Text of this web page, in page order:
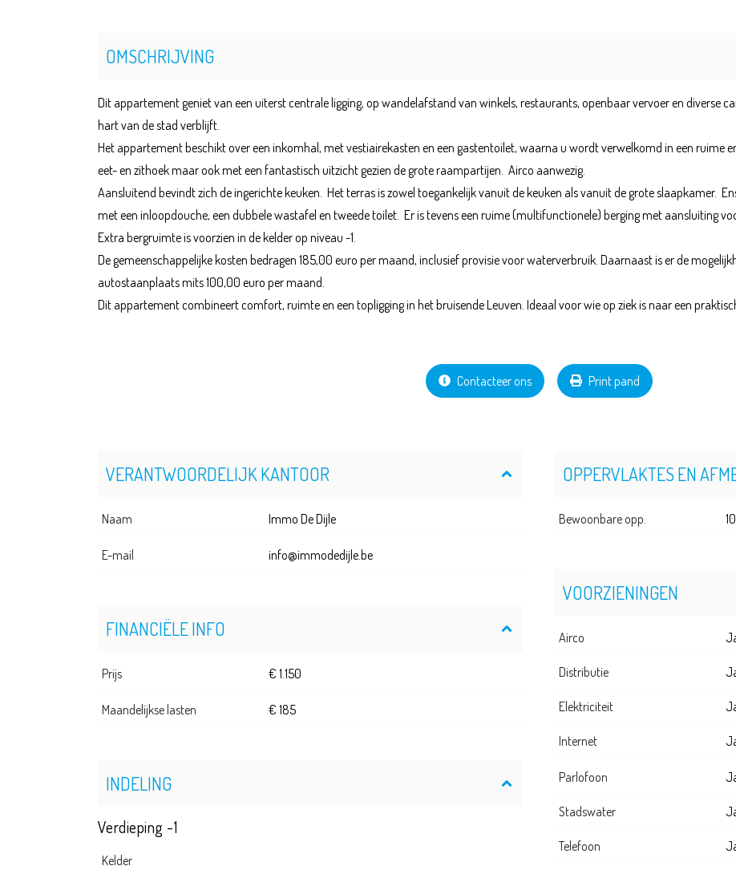
OMSCHRIJVING
Dit appartement geniet van een uiterst centrale ligging, op wandelafstand van winkels, restaurants, openbaar vervoer en diverse
hart van de stad verblijft.
Het appartement beschikt over een inkomhal, met vestiairekasten en een gastentoilet, waarna u wordt verwelkomd in een ruime
eet- en zithoek maar ook met een fantastisch uitzicht gezien de grote raampartijen. Airco aanwezig.
Aansluitend bevindt zich de ingerichte keuken. Het terras is zowel toegankelijk vanuit de keuken als vanuit de grote slaapkamer.
met een inloopdouche, een dubbele wastafel en tweede toilet. Er is tevens een ruime (multifunctionele) berging met aansluiting
Extra bergruimte is voorzien in de kelder op niveau -1.
De gemeenschappelijke kosten bedragen 185,00 euro per maand, inclusief provisie voor waterverbruik. Daarnaast is er de
autostaanplaats mits 100,00 euro per maand.
Dit appartement combineert comfort, ruimte en een topligging in het bruisende Leuven. Ideaal voor wie op ziek is naar een
Contacteer ons Print pand
VERANTWOORDELIJK KANTOOR
Naam Immo De Dijle
E-mail info@immodedijle.be
FINANCIËLE INFO
Prijs € 1.150
Maandelijkse lasten € 185
INDELING
Verdieping -1
Kelder
OPPERVLAKTES EN
Bewoonbare opp.
VOORZIENINGEN
Airco
Distributie
Elektriciteit
Internet
Parlofoon
Stadswater
Telefoon